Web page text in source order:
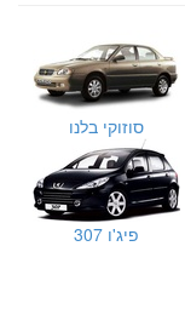
סוזוקי בלנו
פיג'ו 307